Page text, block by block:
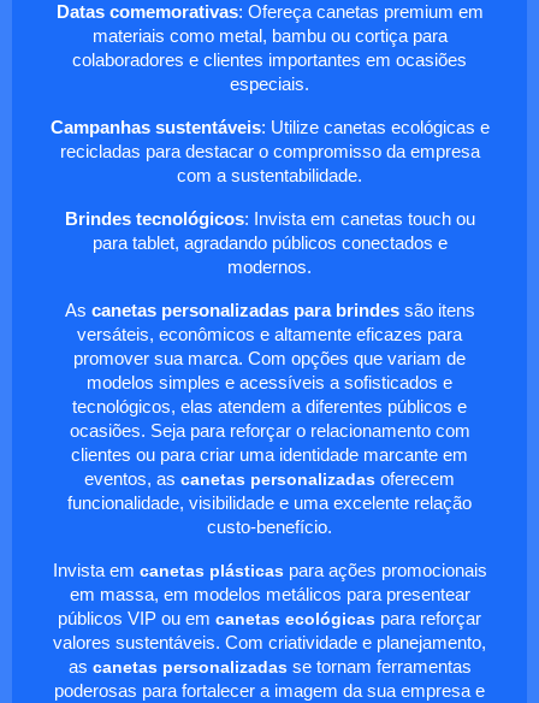
Datas comemorativas: Ofereça canetas premium em
materiais como metal, bambu ou cortiça para
colaboradores e clientes importantes em ocasiões
especiais.
Campanhas sustentáveis: Utilize canetas ecológicas e
recicladas para destacar o compromisso da empresa
com a sustentabilidade.
Brindes tecnológicos: Invista em canetas touch ou
para tablet, agradando públicos conectados e
modernos.
As canetas personalizadas para brindessão itens
versáteis, econômicos e altamente eficazes para
promover sua marca. Com opções que variam de
modelos simples e acessíveis a sofisticados e
tecnológicos, elas atendem a diferentes públicos e
ocasiões. Seja para reforçar o relacionamento com
clientes ou para criar uma identidade marcante em
eventos, as canetas personalizadas oferecem
funcionalidade, visibilidade e uma excelente relação
custo-benefício.
Invista em canetas plásticaspara ações promocionais
em massa, em modelos metálicos para presentear
públicos VIP ou em canetas ecológicas para reforçar
valores sustentáveis. Com criatividade e planejamento,
as canetas personalizadasse tornam ferramentas
poderosas para fortalecer a imagem da sua empresa e